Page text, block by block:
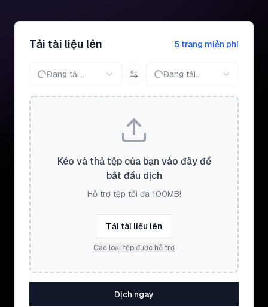
Tải tài liệu lên 5 trang miễn phí
Đang tải... Đang tải...
Kéo và thả tệp của bạn vào đây để
bắt đầu dịch
Hỗ trợ tệp tối đa 100MB!
Tải tài liệu lên
Các loại tệp được hỗ trợ
Dịch ngay